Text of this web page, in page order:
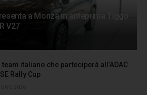
a Monza in anteprima Tiggo
V27
team italiano che parteciperà all’ADAC
Rally Cup